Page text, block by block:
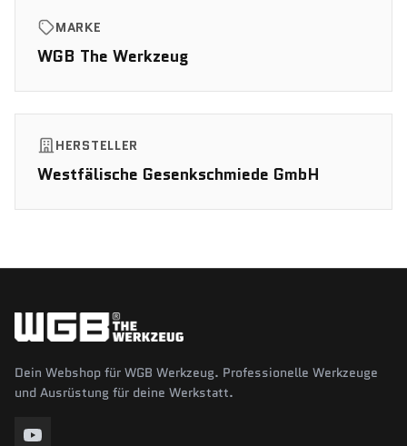
MARKE
WGB The Werkzeug
HERSTELLER
Westfälische Gesenkschmiede GmbH
Dein Webshop für WGB Werkzeug. Professionelle Werkzeuge
und Ausrüstung für deine Werkstatt.